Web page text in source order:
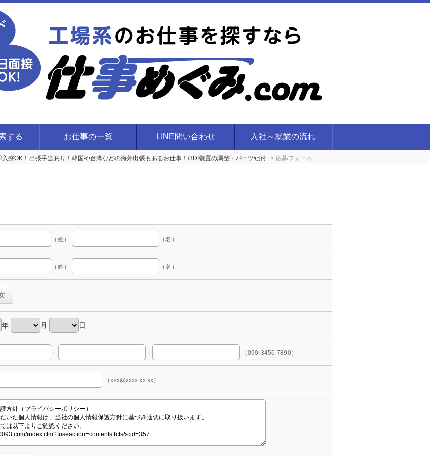
する お仕事の一覧 LINE問い合わせ 入社～就業の流れ
入寮OK！出張手当あり！韓国や台湾などの海外出張もあるお仕事！/3DI装置の調整・パーツ組付 応募フォーム
（姓） （名）
（姓） （名）
年 月 日
- - （090-3456-7890）
（xxx@xxxx.xx.xx）